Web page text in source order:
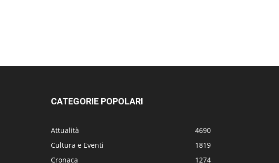
CATEGORIE POPOLARI
Attualità
4690
Cultura e Eventi
1819
Cronaca
1274